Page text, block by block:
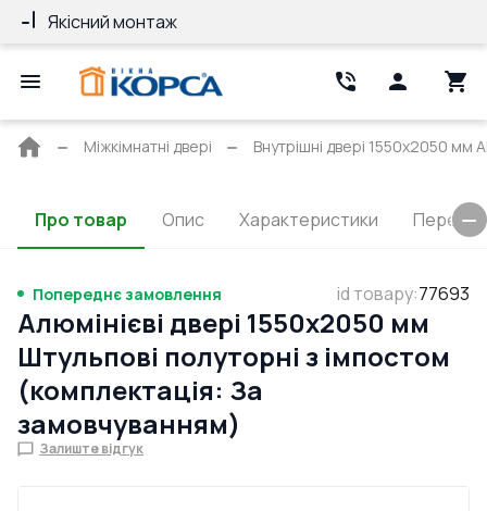
Якісний монтаж
Головна
Міжкімнатні двері Внутрішні двері 1550x2050 мм
Про товар Опис Характеристики
Попереднє замовлення id товару:77693
Алюмінієві двері 1550x2050 мм
Штульпові полуторні з імпостом
(комплектація: За
замовчуванням)
Залиште відгук